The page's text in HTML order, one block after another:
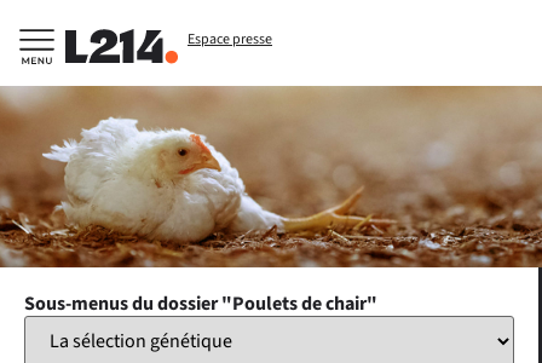
Espace presse
Sous-menus du dossier "Poulets de chair"